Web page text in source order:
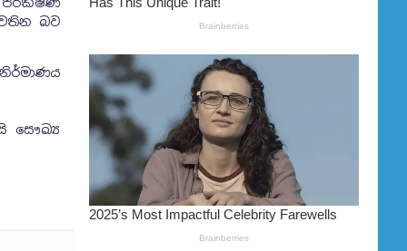
බව
සෞඛ්‍ය